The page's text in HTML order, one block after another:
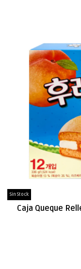
Sin Stock
Caja Queque